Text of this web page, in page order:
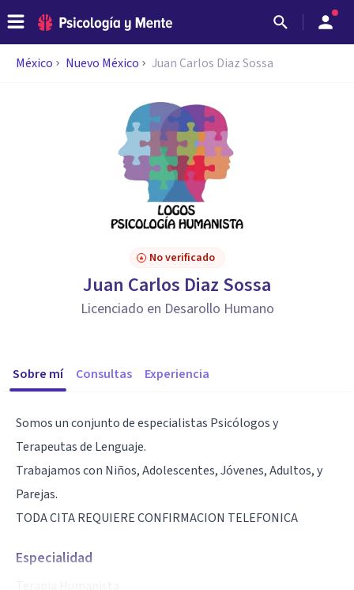
México Nuevo México Juan Carlos Diaz Sossa
No verificado
Juan Carlos Diaz Sossa
Licenciado en Desarollo Humano
Sobre mí Consultas Experiencia
Somos un conjunto de especialistas Psicólogos y
Terapeutas de Lenguaje.
Trabajamos con Niños, Adolescentes, Jóvenes, Adultos, y
Parejas.
TODA CITA REQUIERE CONFIRMACION TELEFONICA
Especialidad